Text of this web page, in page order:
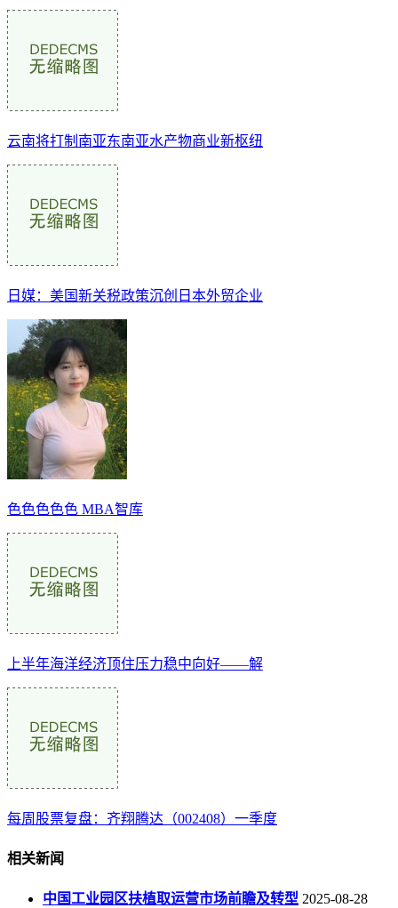
云南将打制南亚东南亚水产物商业新枢纽
日媒：美国新关税政策沉创日本外贸企业
色色色色色 MBA智库
上半年海洋经济顶住压力稳中向好——解
每周股票复盘：齐翔腾达（002408）一季度
相关新闻
中国工业园区扶植取运营市场前瞻及转型 2025-08-28